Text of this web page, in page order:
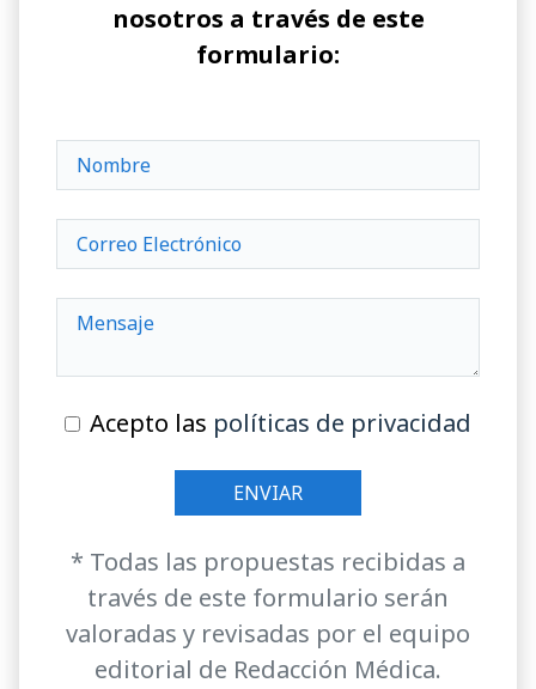
nosotros a través de este
formulario:
Acepto las políticas de privacidad
* Todas las propuestas recibidas a
través de este formulario serán
valoradas y revisadas por el equipo
editorial de Redacción Médica.